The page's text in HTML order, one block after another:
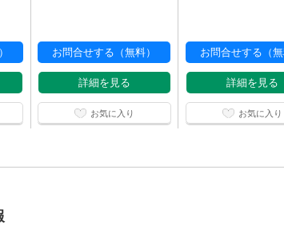
お問合せする（無料）
詳細を見る
お気に入り
お問合せする（
詳細を見る
お気に入り